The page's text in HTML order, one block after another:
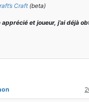
Craft(beta)
et joueur, j’ai déjà